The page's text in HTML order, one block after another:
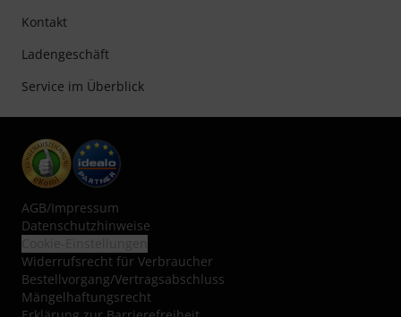
Kontakt
Ladengeschäft
Service im Überblick
AGB/Impressum
Datenschutzhinweise
Widerrufsrecht für Verbraucher
Bestellvorgang/Vertragsabschluss
Mängelhaftungsrecht